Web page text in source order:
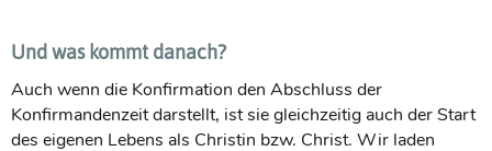
Und was kommt danach?
Auch wenn die Konfirmation den Abschluss der
Konfirmandenzeit darstellt, ist sie gleichzeitig auch der Start
des eigenen Lebens als Christin bzw. Christ. Wir laden